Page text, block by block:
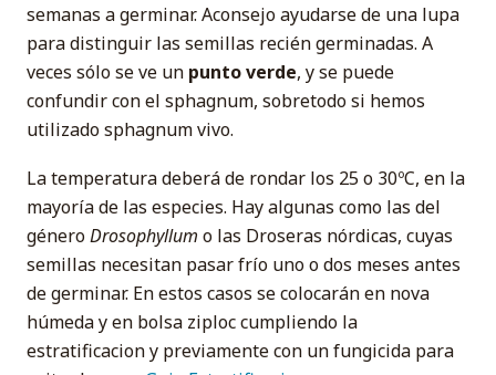
semanas a germinar. Aconsejo ayudarse de una lupa
para distinguir las semillas recién germinadas. A
veces sólo se ve un punto verde, y se puede
confundir con el sphagnum, sobretodo si hemos
utilizado sphagnum vivo.
La temperatura deberá de rondar los 25 o 30ºC, en la
mayoría de las especies. Hay algunas como las del
géneroDrosophyllum o las Droseras nórdicas, cuyas
semillas necesitan pasar frío uno o dos meses antes
de germinar. En estos casos se colocarán en nova
húmeda y en bolsa ziploc cumpliendo la
estratificacion y previamente con un fungicida para